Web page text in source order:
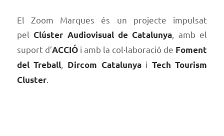
El Zoom Marques és un projecte impulsat
pelClúster Audiovisual de Catalunya , amb el
suport d’ACCIÓi amb la col·laboració de Foment
del Treball
Dircom Catalunyai Tech Tourism
Cluster.